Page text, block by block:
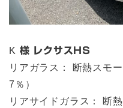
K 様 レクサスHS
リアガラス： 断熱スモ
7％）
リアサイドガラス： 断